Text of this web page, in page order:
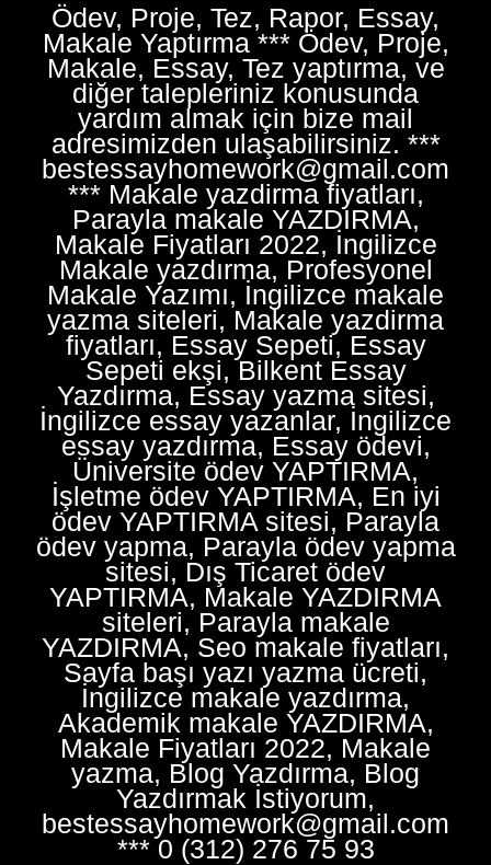
Ödev, Proje, Tez, Rapor, Essay,
Makale Yaptırma *** Ödev, Proje,
Makale, Essay, Tez yaptırma, ve
diğer talepleriniz konusunda
yardım almak için bize mail
adresimizden ulaşabilirsiniz. ***
bestessayhomework@gmail.com
*** Makale yazdirma fiyatları,
Parayla makale YAZDIRMA,
Makale Fiyatları 2022, İngilizce
Makale yazdırma, Profesyonel
Makale Yazımı, İngilizce makale
yazma siteleri, Makale yazdirma
fiyatları, Essay Sepeti, Essay
Sepeti ekşi, Bilkent Essay
Yazdırma, Essay yazma sitesi,
İngilizce essay yazanlar, İngilizce
essay yazdırma, Essay ödevi,
Üniversite ödev YAPTIRMA,
İşletme ödev YAPTIRMA, En iyi
ödev YAPTIRMA sitesi, Parayla
ödev yapma, Parayla ödev yapma
sitesi, Dış Ticaret ödev
YAPTIRMA, Makale YAZDIRMA
siteleri, Parayla makale
YAZDIRMA, Seo makale fiyatları,
Sayfa başı yazı yazma ücreti,
İngilizce makale yazdırma,
Akademik makale YAZDIRMA,
Makale Fiyatları 2022, Makale
yazma, Blog Yazdırma, Blog
Yazdırmak İstiyorum,
bestessayhomework@gmail.com
*** 0 (312) 276 75 93